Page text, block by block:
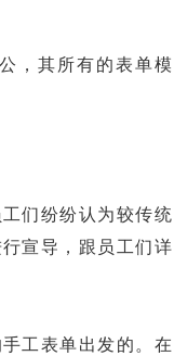
，其所有的表单模
们纷纷认为较传统
宣导，跟员工们详
工表单出发的。在